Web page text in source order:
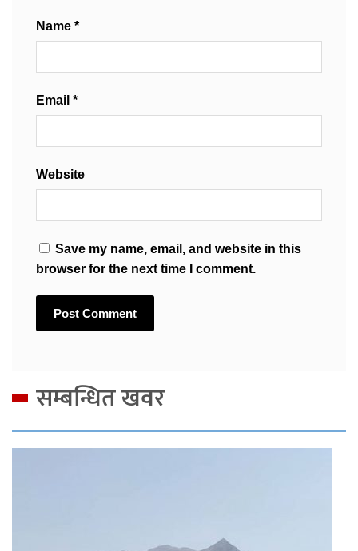
Name *
Email *
Website
Save my name, email, and website in this
browser for the next time I comment.
सम्बन्धित खवर